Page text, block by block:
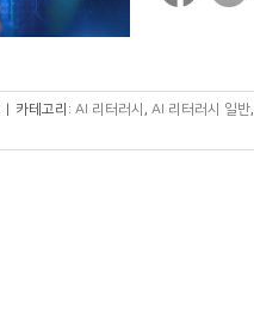
| 카테고리: AI 리터러시 , AI 리터러시 일반,